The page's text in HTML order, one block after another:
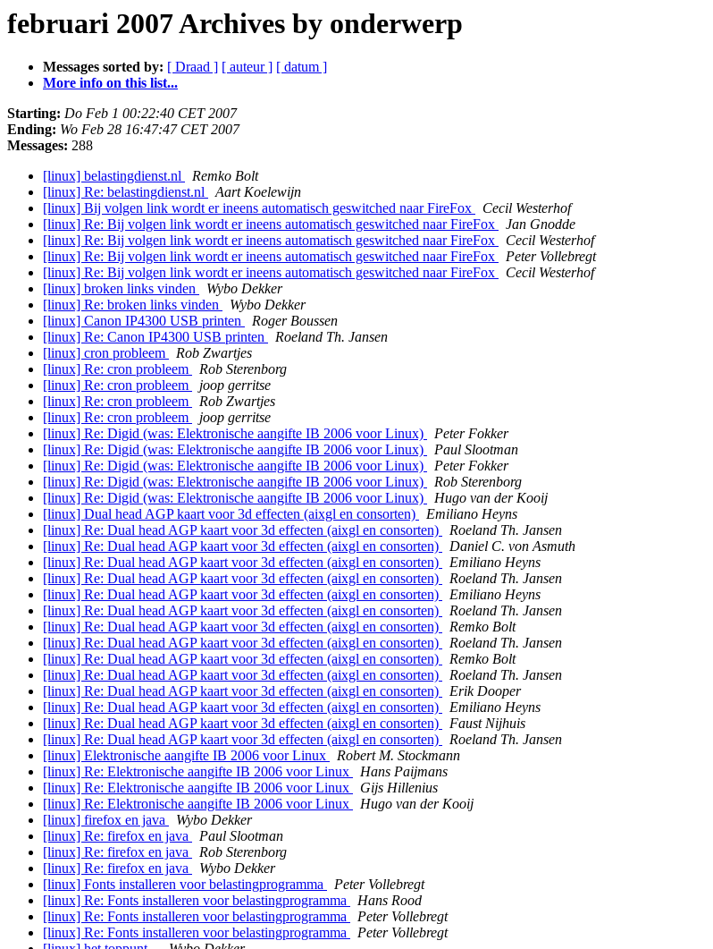
februari 2007 Archives by onderwerp
Messages sorted by: [ Draad ] [ auteur ] [ datum ]
More info on this list...
Starting: Do Feb 1 00:22:40 CET 2007
Ending: Wo Feb 28 16:47:47 CET 2007
Messages: 288
[linux] belastingdienst.nl
Remko Bolt
[linux] Re: belastingdienst.nl
Aart Koelewijn
[linux] Bij volgen link wordt er ineens automatisch geswitched naar FireFox
Cecil Westerhof
[linux] Re: Bij volgen link wordt er ineens automatisch geswitched naar FireFox
Jan Gnodde
[linux] Re: Bij volgen link wordt er ineens automatisch geswitched naar FireFox
Cecil Westerhof
[linux] Re: Bij volgen link wordt er ineens automatisch geswitched naar FireFox
Peter Vollebregt
[linux] Re: Bij volgen link wordt er ineens automatisch geswitched naar FireFox
Cecil Westerhof
[linux] broken links vinden
Wybo Dekker
[linux] Re: broken links vinden
Wybo Dekker
[linux] Canon IP4300 USB printen
Roger Boussen
[linux] Re: Canon IP4300 USB printen
Roeland Th. Jansen
[linux] cron probleem
Rob Zwartjes
[linux] Re: cron probleem
Rob Sterenborg
[linux] Re: cron probleem
joop gerritse
[linux] Re: cron probleem
Rob Zwartjes
[linux] Re: cron probleem
joop gerritse
[linux] Re: Digid (was: Elektronische aangifte IB 2006 voor Linux)
Peter Fokker
[linux] Re: Digid (was: Elektronische aangifte IB 2006 voor Linux)
Paul Slootman
[linux] Re: Digid (was: Elektronische aangifte IB 2006 voor Linux)
Peter Fokker
[linux] Re: Digid (was: Elektronische aangifte IB 2006 voor Linux)
Rob Sterenborg
[linux] Re: Digid (was: Elektronische aangifte IB 2006 voor Linux)
Hugo van der Kooij
[linux] Dual head AGP kaart voor 3d effecten (aixgl en consorten)
Emiliano Heyns
[linux] Re: Dual head AGP kaart voor 3d effecten (aixgl en consorten)
Roeland Th. Jansen
[linux] Re: Dual head AGP kaart voor 3d effecten (aixgl en consorten)
Daniel C. von Asmuth
[linux] Re: Dual head AGP kaart voor 3d effecten (aixgl en consorten)
Emiliano Heyns
[linux] Re: Dual head AGP kaart voor 3d effecten (aixgl en consorten)
Roeland Th. Jansen
[linux] Re: Dual head AGP kaart voor 3d effecten (aixgl en consorten)
Emiliano Heyns
[linux] Re: Dual head AGP kaart voor 3d effecten (aixgl en consorten)
Roeland Th. Jansen
[linux] Re: Dual head AGP kaart voor 3d effecten (aixgl en consorten)
Remko Bolt
[linux] Re: Dual head AGP kaart voor 3d effecten (aixgl en consorten)
Roeland Th. Jansen
[linux] Re: Dual head AGP kaart voor 3d effecten (aixgl en consorten)
Remko Bolt
[linux] Re: Dual head AGP kaart voor 3d effecten (aixgl en consorten)
Roeland Th. Jansen
[linux] Re: Dual head AGP kaart voor 3d effecten (aixgl en consorten)
Erik Dooper
[linux] Re: Dual head AGP kaart voor 3d effecten (aixgl en consorten)
Emiliano Heyns
[linux] Re: Dual head AGP kaart voor 3d effecten (aixgl en consorten)
Faust Nijhuis
[linux] Re: Dual head AGP kaart voor 3d effecten (aixgl en consorten)
Roeland Th. Jansen
[linux] Elektronische aangifte IB 2006 voor Linux
Robert M. Stockmann
[linux] Re: Elektronische aangifte IB 2006 voor Linux
Hans Paijmans
[linux] Re: Elektronische aangifte IB 2006 voor Linux
Gijs Hillenius
[linux] Re: Elektronische aangifte IB 2006 voor Linux
Hugo van der Kooij
[linux] firefox en java
Wybo Dekker
[linux] Re: firefox en java
Paul Slootman
[linux] Re: firefox en java
Rob Sterenborg
[linux] Re: firefox en java
Wybo Dekker
[linux] Fonts installeren voor belastingprogramma
Peter Vollebregt
[linux] Re: Fonts installeren voor belastingprogramma
Hans Rood
[linux] Re: Fonts installeren voor belastingprogramma
Peter Vollebregt
[linux] Re: Fonts installeren voor belastingprogramma
Peter Vollebregt